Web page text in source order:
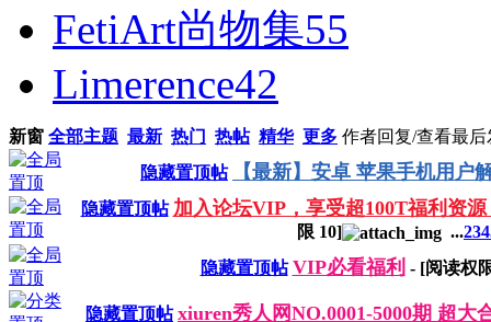
FetiArt尚物集55
Limerence42
新窗 全部主题 最新 热门 热帖 精华 更多 作者回复/查看最后
隐藏置顶帖
【最新】安卓 苹果手机用户
隐藏置顶帖 加入论坛VIP，享受超100T福利资
限 10] ...234
隐藏置顶帖 VIP必看福利 - [阅读权
隐藏置顶帖 xiuren秀人网NO.0001-5000期 超大